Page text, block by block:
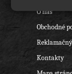
O nás
Obchodné
Kontakty